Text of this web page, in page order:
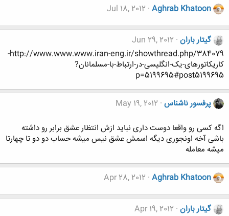
Aghrab Khatoon
Jul 18, 2012
گیتار باران Jun 29, 2012
http://www.www.www.iran-eng.ir/showthread.php/384079-
کاریکاتورهای-یک-انگلیسی-در-ارتباط-با-مسلمانان?
p=5199695#post5199695
پرفسور ناشناس May 19, 2012
اگه کسی رو واقعا دوست داری نباید ازش انتظار عشق برابر رو داشته
باشی آخه اونجوری دیگه اسمش عشق نیس میشه حساب دو دو تا چهارتا
میشه معامله
Aghrab Khatoon
Apr 28, 2012
گیتار باران Apr 19, 2012